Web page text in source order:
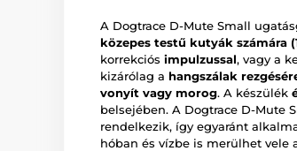
A Dogtrace D-Mute Small
közepes testű kutyák számára
korrekciós impulzussal, vagy a
kizárólag a hangszálak
vonyít vagy morog. A készülék
belsejében. A Dogtrace D-Mute
rendelkezik, így egyaránt
hóban és vízbe is merülhet vele